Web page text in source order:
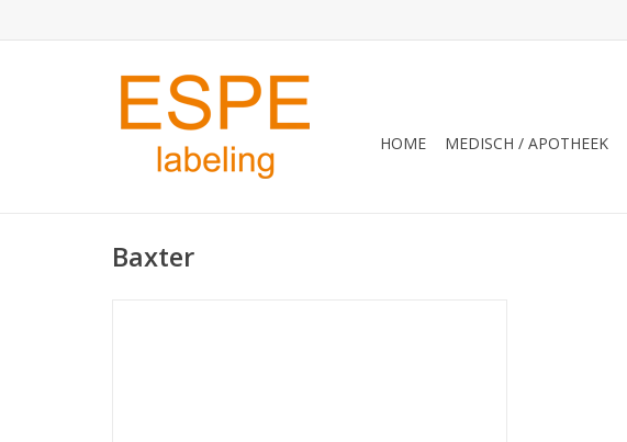
HOME MEDISCH / APOTHEEK
Baxter